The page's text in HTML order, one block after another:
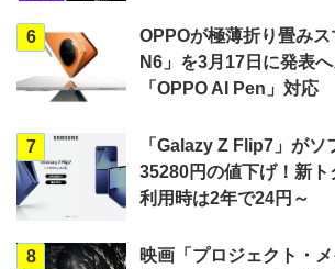
6
OPPOが極薄折り畳み
N6」を3月17日に発表
「OPPO AI Pen」対応
7
「Galazy Z Flip7」がソ
35280円の値下げ！新ト
利用時は2年で24円～
8
映画「プロジェクト・メ